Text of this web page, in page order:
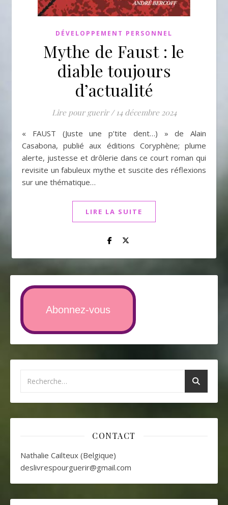
DÉVELOPPEMENT PERSONNEL
Mythe de Faust : le
diable toujours
d’actualité
Lire pour guerir / 14 décembre 2024
« FAUST (Juste une p’tite dent…) » de Alain
Casabona, publié aux éditions Coryphène; plume
alerte, justesse et drôlerie dans ce court roman qui
revisite un fabuleux mythe et suscite des réflexions
sur une thématique…
LIRE LA SUITE
Abonnez-vous
CONTACT
Nathalie Cailteux (Belgique)
deslivrespourguerir@gmail.com